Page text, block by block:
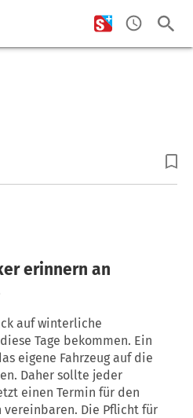
erinnern an
auf winterliche
Tage bekommen. Ein
eigene Fahrzeug auf die
Daher sollte jeder
einen Termin für den
Die Pflicht für